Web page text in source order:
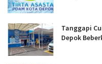
Tanggapi
Depok